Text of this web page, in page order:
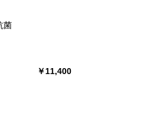
菌
￥11,400